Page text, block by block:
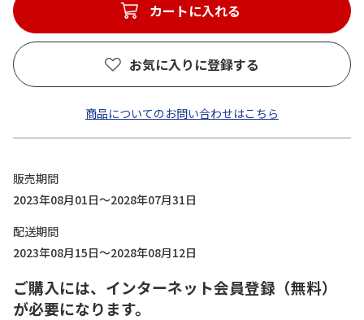
カートに入れる
お気に入りに登録する
商品についてのお問い合わせはこちら
販売期間
2023年08月01日～2028年07月31日
配送期間
2023年08月15日～2028年08月12日
ご購入には、インターネット会員登録（無料）
が必要になります。